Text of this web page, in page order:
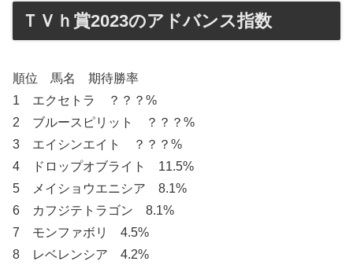
ＴＶｈ賞2023のアドバンス指数
順位 馬名 期待勝率
1 エクセトラ ？？？%
2 ブルースピリット ？？？%
3 エイシンエイト ？？？%
4 ドロップオブライト 11.5%
5 メイショウエニシア 8.1%
6 カフジテトラゴン 8.1%
7 モンファボリ 4.5%
8 レベレンシア 4.2%